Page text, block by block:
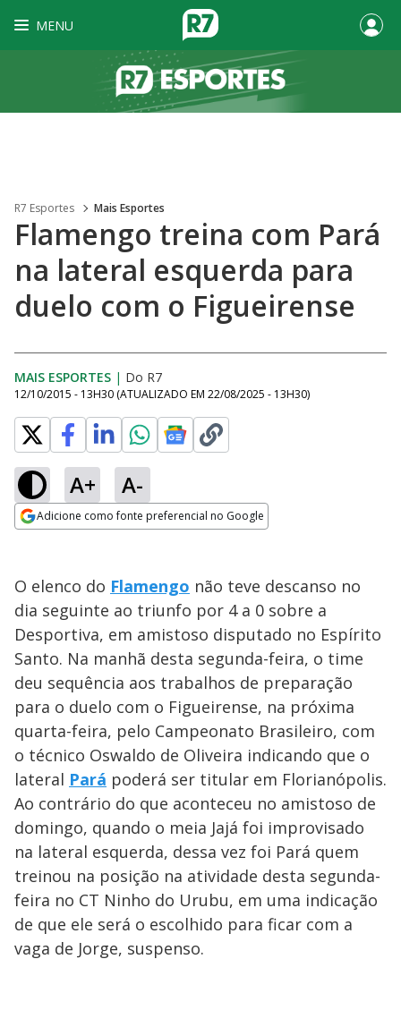
MENU
R7 Esportes Mais Esportes
Flamengo treina com Pará
na lateral esquerda para
duelo com o Figueirense
MAIS ESPORTES | Do R7
12/10/2015 - 13H30 (ATUALIZADO EM 22/08/2025 - 13H30)
A+ A-
Adicione como fonte preferencial no Google
O elenco do Flamengo não teve descanso no
dia seguinte ao triunfo por 4 a 0 sobre a
Desportiva, em amistoso disputado no Espírito
Santo. Na manhã desta segunda-feira, o time
deu sequência aos trabalhos de preparação
para o duelo com o Figueirense, na próxima
quarta-feira, pelo Campeonato Brasileiro, com
o técnico Oswaldo de Oliveira indicando que o
lateral Pará poderá ser titular em Florianópolis.
Ao contrário do que aconteceu no amistoso de
domingo, quando o meia Jajá foi improvisado
na lateral esquerda, dessa vez foi Pará quem
treinou na posição na atividade desta segunda-
feira no CT Ninho do Urubu, em uma indicação
de que ele será o escolhido para ficar com a
vaga de Jorge, suspenso.